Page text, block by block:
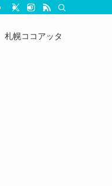
札幌ココアッタ